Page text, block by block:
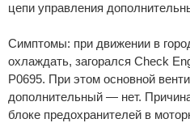
цепи управления
Симптомы: при движении в
охлаждать, загорался Check
P0695. При этом основной
дополнительный — нет.
блоке предохранителей в